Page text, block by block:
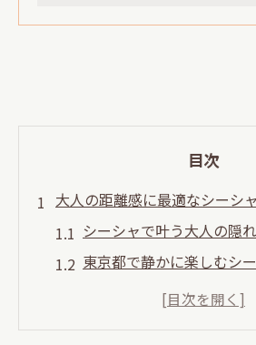
目次
大人の距離感に最適なシーシ
シーシャで叶う大人の隠
東京都で静かに楽しむシ
距離感を大切にする隠れ